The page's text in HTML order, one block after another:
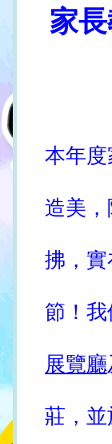
家
本年
造美
拂，
節！
展覽廳
莊，